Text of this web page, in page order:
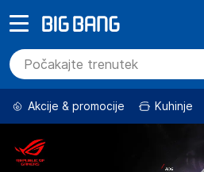
Akcije & promocije Kuhinje